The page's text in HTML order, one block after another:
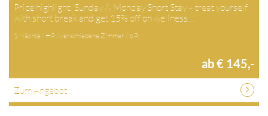
Price highlight: Sunday & Monday Short Stay – treat yourself
with short break and get 15% off on wellness…
1 Nächte / HP / verschiedene Zimmer / p.P.
ab € 145,-
Zum Angebot